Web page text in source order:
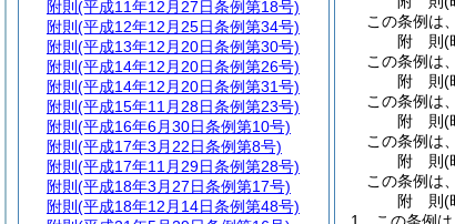
この条例は
附 則(
この条例は
附 則(
この条例は
附 則(
この条例は
附 則(
この条例は
附 則(
附則 (平成11年12月27日条例第18号)
附則 (平成12年12月25日条例第34号)
附則 (平成13年12月20日条例第30号)
附則 (平成14年12月20日条例第26号)
附則 (平成14年12月20日条例第31号)
附則 (平成15年11月28日条例第23号)
附則 (平成16年6月30日条例第10号)
附則 (平成17年3月22日条例第8号)
附則 (平成17年11月29日条例第28号)
附則 (平成18年3月27日条例第17号)
附則 (平成18年12月14日条例第48号)